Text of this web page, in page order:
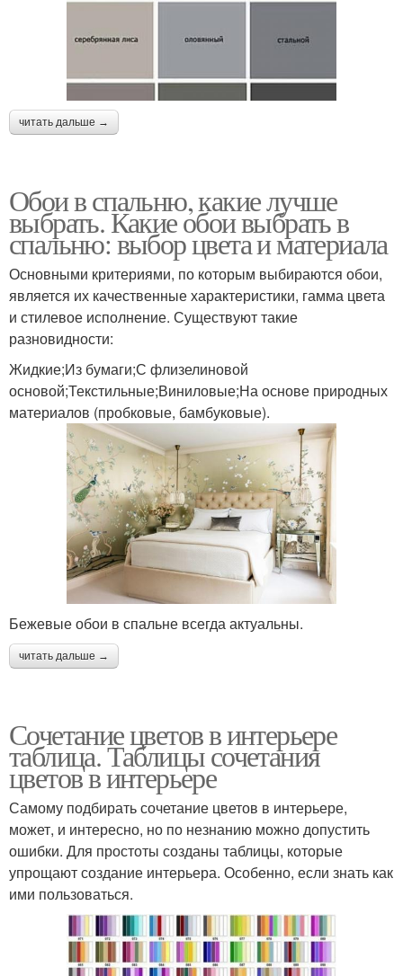
читать дальше →
Обои в спальню, какие лучше
выбрать. Какие обои выбрать в
спальню: выбор цвета и материала
Основными критериями, по которым выбираются обои,
является их качественные характеристики, гамма цвета
и стилевое исполнение. Существуют такие
разновидности:
Жидкие;Из бумаги;С флизелиновой
основой;Текстильные;Виниловые;На основе природных
материалов (пробковые, бамбуковые).
Бежевые обои в спальне всегда актуальны.
читать дальше →
Сочетание цветов в интерьере
таблица. Таблицы сочетания
цветов в интерьере
Самому подбирать сочетание цветов в интерьере,
может, и интересно, но по незнанию можно допустить
ошибки. Для простоты созданы таблицы, которые
упрощают создание интерьера. Особенно, если знать как
ими пользоваться.